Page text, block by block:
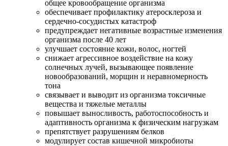
общее кровообращение организма
обеспечивает профилактику атеросклероза и
сердечно-сосудистых катастроф
предупреждает негативные возрастные изменения
организма после 40 лет
улучшает состояние кожи, волос, ногтей
снижает агрессивное воздействие на кожу
солнечных лучей, вызывающее появление
новообразований, морщин и неравномерность
тона
связывает и выводит из организма токсичные
вещества и тяжелые металлы
повышает выносливость, работоспособность и
адаптивность организма к физическим нагрузкам
препятствует разрушениям белков
модулирует состав кишечной микробиоты